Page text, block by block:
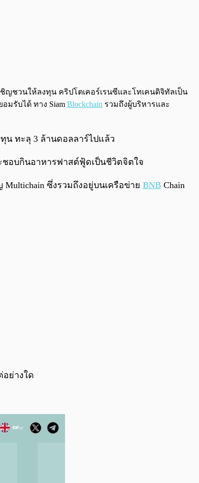
0:00/0:00
ญชวนให้ลงทุน คริปโตเคอร์เรนซีและโทเคนดิจิทัลเป็น
มรับได้ ทาง Siam Blockchain รวมถึงผู้บริหารและ
น ทะลุ 3 ล้านดอลลาร์ไปแล้ว
ะชอบกินอาหารฟาสต์ฟู้ดเป็นชีวิตจิตใจ
ซึ่งรวมถึงอยู่บนเครือข่าย BNB Chain
ย่างใด